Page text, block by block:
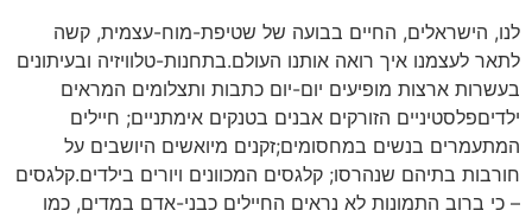
לנו, הישראלים, החיים בבועה של שטיפת-מוח-עצמית, קשה
לתאר לעצמנו איך רואה אותנו העולם.בתחנות-טלוויזיה ובעיתונים
בעשרות ארצות מופיעים יום-יום כתבות ותצלומים המראים
ילדיםפלסטיניים הזורקים אבנים בטנקים אימתניים; חיילים
המתעמרים בנשים במחסומים;זקנים מיואשים היושבים על
חורבות בתיהם שנהרסו; קלגסים המכוונים ויורים בילדים.קלגסים
– כי ברוב התמונות לא נראים החיילים כבני-אדם במדים, כמו